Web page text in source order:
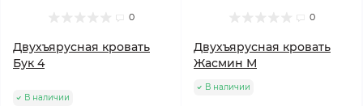
0
Двухъярусная кровать
Бук 4
В наличии
0
Двухъярусная кровать
Жасмин М
В наличии